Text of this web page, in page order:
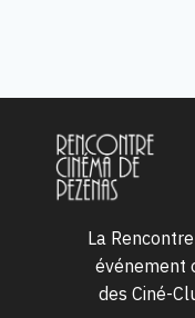
La
événement
des Ciné-